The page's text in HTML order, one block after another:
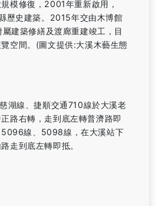
模修復，2001年重新啟用，
歷史建築。2015年交由木博館
建築修繕及渡廊重建竣工，目
空間。(圖文提供:大溪木藝生態
湖線、捷順交通710線於大溪老
路右轉，走到底左轉普濟路即
線、5098線，在大溪站下
走到底左轉即抵。